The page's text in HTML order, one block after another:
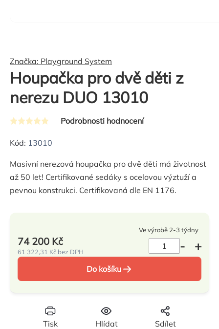
Houpačka pro dvě děti z
nerezu DUO 13010
Průměrné
hodnocení
je
0,0
z
Podrobnosti hodnocení
Značka: Playground System
Kód: 13010
Masivní nerezová houpačka pro dvě děti má životnost
až 50 let! Certifikované sedáky s ocelovou výztuží a
pevnou konstrukci. Certifikovaná dle EN 1176.
Tisk Hlídat Sdílet
Ve výrobě 2-3 týdny
74 200 Kč
61 322,31 Kč bez DPH
Měrná
cena:
Do košíku